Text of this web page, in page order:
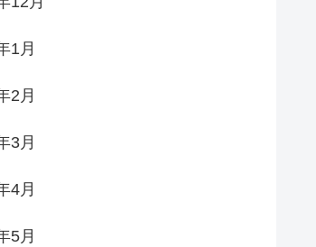
1月
2月
3月
4月
5月